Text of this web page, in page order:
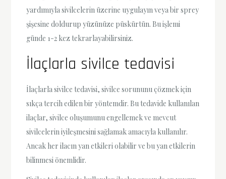
yardımıyla sivilcelerin üzerine uygulayın veya bir sprey
şişesine doldurup yüzünüze püskürtün. Bu işlemi
günde 1-2 kez tekrarlayabilirsiniz.
İlaçlarla sivilce tedavisi
İlaçlarla sivilce tedavisi, sivilce sorununu çözmek için
sıkça tercih edilen bir yöntemdir. Bu tedavide kullanılan
ilaçlar, sivilce oluşumunu engellemek ve mevcut
sivilcelerin iyileşmesini sağlamak amacıyla kullanılır.
Ancak her ilacın yan etkileri olabilir ve bu yan etkilerin
bilinmesi önemlidir.